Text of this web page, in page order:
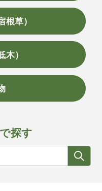
根草）
木）
探す